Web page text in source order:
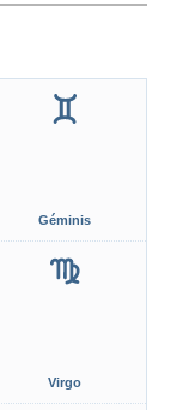
Géminis
Virgo